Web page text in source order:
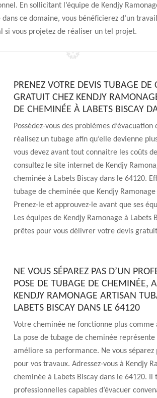
En sollicitant l’équipe de Kendjy
dans ce domaine, vous bénéficierez d’un
si vous projetez de réaliser un tel projet.
PRENEZ VOTRE DEVIS TUBAGE
GRATUIT CHEZ KENDJY
DE CHEMINÉE À LABETS BISCAY
Possédez-vous des problèmes
réalisez un tubage afin qu’elle devienne
vous devez avant tout connaitre les coûts
consultez le site internet de Kendjy
cheminée à Labets Biscay dans le 64120.
tubage de cheminée que Kendjy
Prenez-le et approuvez-le avant que ses
Les équipes de Kendjy Ramonage à Labets
prêtes pour vous délivrer votre devis
NE VOUS SÉPAREZ PAS D’UN
POSE DE TUBAGE DE CHEMINÉE,
KENDJY RAMONAGE ARTISAN
LABETS BISCAY DANS LE 64120
Votre cheminée ne fonctionne plus
La pose de tubage de cheminée
améliore sa performance. Ne vous séparez
pour vos travaux. Adressez-vous à Kendjy
cheminée à Labets Biscay dans le 64120. Il
professionnelles capables d’évacuer